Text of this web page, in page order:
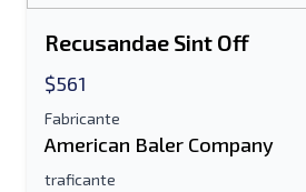
Recusandae Sint Off
$561
Fabricante
American Baler Company
traficante